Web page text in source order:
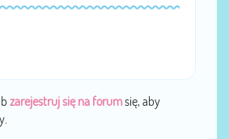
zarejestruj się na forumsię, aby